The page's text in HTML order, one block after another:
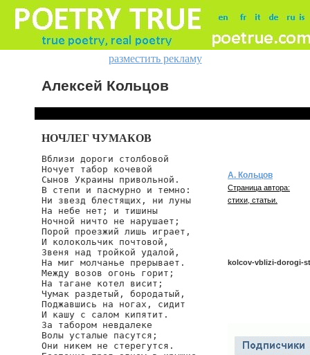
разместить рекламу
Алексей Кольцов
НОЧЛЕГ ЧУМАКОВ
Вблизи дороги столбовой
Ночует табор кочевой
Сынов Украины привольной.
В степи и пасмурно и темно:
Ни звезд блестящих, ни луны
На небе нет; и тишины
Ночной ничто не нарушает;
Порой проезжий лишь играет,
И колокольчик почтовой,
Звеня над тройкой удалой,
На миг молчанье прерывает.
Между возов огонь горит;
На тагане котел висит;
Чумак раздетый, бородатый,
Поджавшись на ногах, сидит
И кашу с салом кипятит.
За табором невдалеке
Волы усталые пасутся;
Они никем не стерегутся.
А. Кольцов
Страница автора:
стихи, статьи.
kolcov-vblizi-dorogi-